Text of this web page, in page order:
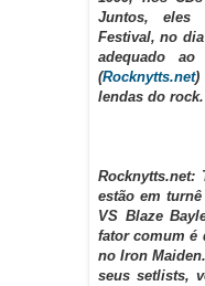
Juntos, eles
Festival, no
adequado ao
(Rocknytts.net)
lendas do rock.
Rocknytts.net:
estão em
VS Blaze
fator comum é
no Iron
seus setlists,